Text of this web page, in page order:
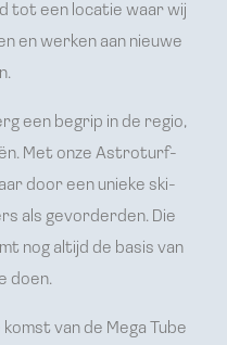
tot een locatie waar wij
en werken aan nieuwe
een begrip in de regio,
Met onze Astroturf-
door een unieke ski-
als gevorderden. Die
nog altijd de basis van
doen.
van de Mega Tube